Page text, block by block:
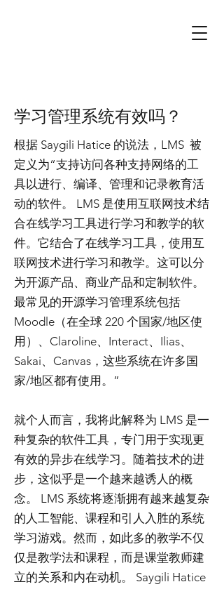
学习管理系统有效吗？
根据 Saygili Hatice 的说法，LMS 被
定义为“支持访问各种支持网络的工
具以进行、编译、管理和记录教育活
动的软件。 LMS 是使用互联网技术结
合在线学习工具进行学习和教学的软
件。它结合了在线学习工具，使用互
联网技术进行学习和教学。这可以分
为开源产品、商业产品和定制软件。
最常见的开源学习管理系统包括
Moodle（在全球 220 个国家/地区使
用）、Claroline、Interact、Ilias、
Sakai、Canvas，这些系统在许多国
家/地区都有使用。”
就个人而言，我将此解释为 LMS 是一
种复杂的软件工具，专门用于实现更
有效的异步在线学习。随着技术的进
步，这似乎是一个越来越诱人的概
念。 LMS 系统将逐渐拥有越来越复杂
的人工智能、课程和引人入胜的系统
学习游戏。然而，如此多的教学不仅
仅是教学法和课程，而是课堂教师建
立的关系和内在动机。 Saygili Hatice